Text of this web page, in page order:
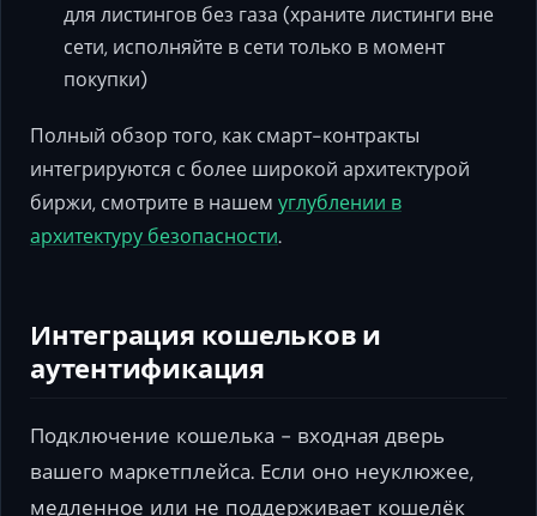
для листингов без газа (храните листинги вне
сети, исполняйте в сети только в момент
покупки)
Полный обзор того, как смарт-контракты
интегрируются с более широкой архитектурой
биржи, смотрите в нашем углублении в
архитектуру безопасности.
Интеграция кошельков и
аутентификация
Подключение кошелька - входная дверь
вашего маркетплейса. Если оно неуклюжее,
медленное или не поддерживает кошелёк